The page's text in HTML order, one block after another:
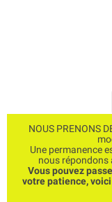
NOUS PRENONS
Une permanence
nous répondons
Vous pouvez
votre patience, voici